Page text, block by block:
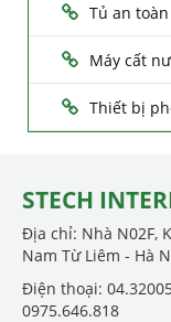
Tủ an
Máy cất
Thiết bị
STECH
Địa chỉ: Nhà N02F,
Nam Từ Liêm - Hà
Điện thoại:
0975.646.818